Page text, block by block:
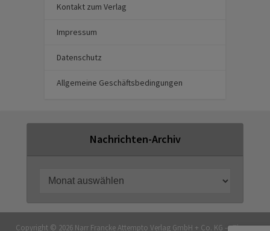
Kontakt zum Verlag
Impressum
Datenschutz
Allgemeine Geschäftsbedingungen
Nachrichten-Archiv
Copyright © 2026 Narr Francke Attempto Verlag GmbH + Co. KG — Theme